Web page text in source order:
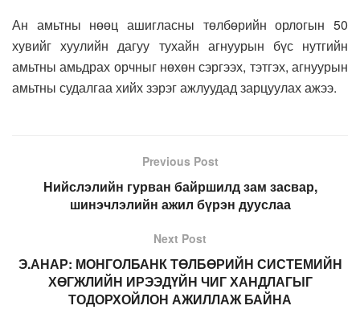
Ан амьтны нөөц ашигласны төлбөрийн орлогын 50
хувийг хуулийн дагуу тухайн агнуурын бүс нутгийн
амьтны амьдрах орчныг нөхөн сэргээх, тэтгэх, агнуурын
амьтны судалгаа хийх зэрэг ажлуудад зарцуулах ажээ.
Previous Post
Нийслэлийн гурван байршилд зам засвар,
шинэчлэлийн ажил бүрэн дууслаа
Next Post
Э.АНАР: МОНГОЛБАНК ТӨЛБӨРИЙН СИСТЕМИЙН
ХӨГЖЛИЙН ИРЭЭДҮЙН ЧИГ ХАНДЛАГЫГ
ТОДОРХОЙЛОН АЖИЛЛАЖ БАЙНА